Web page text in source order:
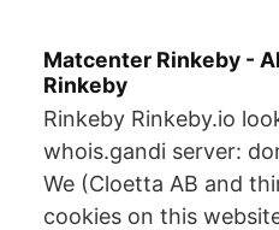
Matcenter Rinkeby -
Rinkeby
Rinkeby Rinkeby.io
whois.gandi server:
We (Cloetta AB and
cookies on this